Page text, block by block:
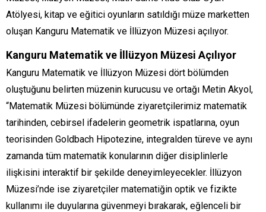
Atölyesi, kitap ve eğitici oyunların satıldığı müze marketten
oluşan Kanguru Matematik ve İllüzyon Müzesi açılıyor.
Kanguru Matematik ve İllüzyon Müzesi Açılıyor
Kanguru Matematik ve İllüzyon Müzesi dört bölümden
oluştuğunu belirten müzenin kurucusu ve ortağı Metin Akyol,
“Matematik Müzesi bölümünde ziyaretçilerimiz matematik
tarihinden, cebirsel ifadelerin geometrik ispatlarına, oyun
teorisinden Goldbach Hipotezine, integralden türeve ve aynı
zamanda tüm matematik konularının diğer disiplinlerle
ilişkisini interaktif bir şekilde deneyimleyecekler. İllüzyon
Müzesi’nde ise ziyaretçiler matematiğin optik ve fizikte
kullanımı ile duyularına güvenmeyi bırakarak, eğlenceli bir